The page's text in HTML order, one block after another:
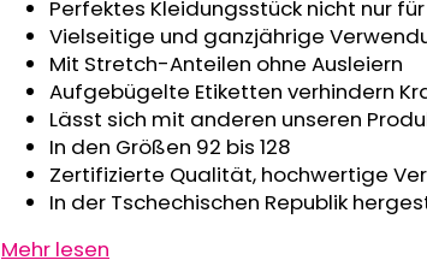
Perfektes Kleidungsstück nicht nur
Vielseitige und ganzjährige
Mit Stretch-Anteilen ohne Ausleiern
Aufgebügelte Etiketten verhindern
Lässt sich mit anderen unseren
In den Größen 92 bis 128
Zertifizierte Qualität, hochwertige
In der Tschechischen Republik
Mehr lesen
€24,90